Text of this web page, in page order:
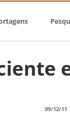
09/12/11